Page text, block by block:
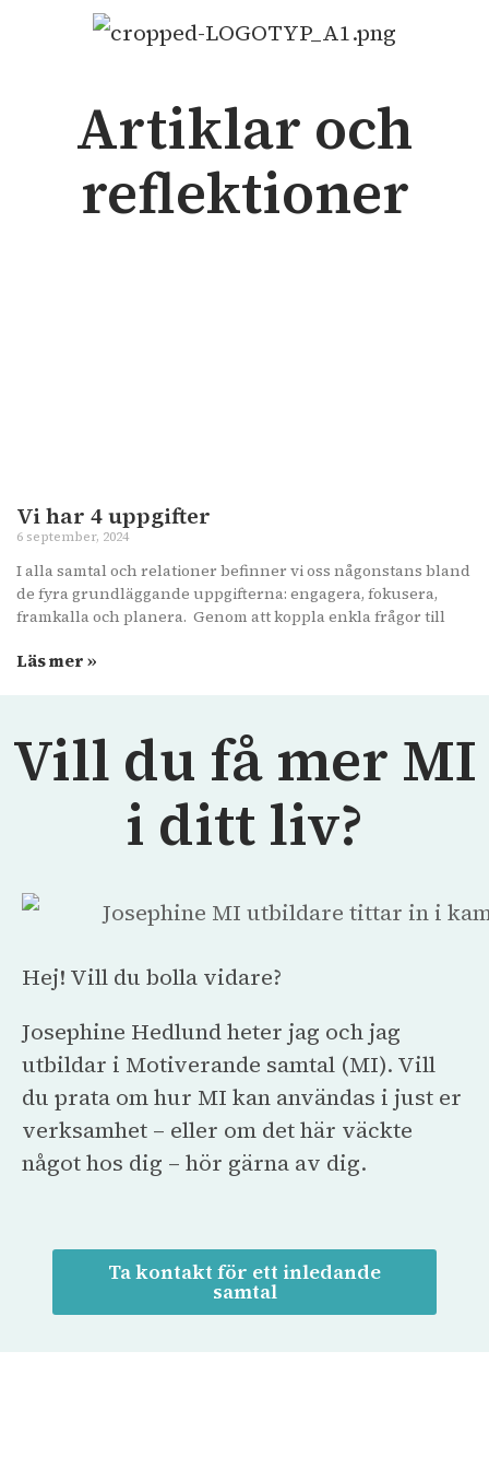
Artiklar och
reflektioner
Vi har 4 uppgifter
6 september, 2024
I alla samtal och relationer befinner vi oss någonstans bland
de fyra grundläggande uppgifterna: engagera, fokusera,
framkalla och planera. Genom att koppla enkla frågor till
Läs mer »
Vill du få mer MI
i ditt liv?
Hej! Vill du bolla vidare?
Josephine Hedlund heter jag och jag
utbildar i Motiverande samtal (MI). Vill
du prata om hur MI kan användas i just er
verksamhet – eller om det här väckte
något hos dig – hör gärna av dig.
Ta kontakt för ett inledande
samtal